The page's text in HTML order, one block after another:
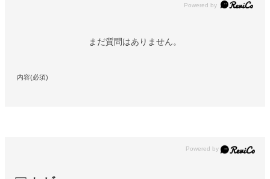
Powered by
まだ質問はありません。
内容(必須)